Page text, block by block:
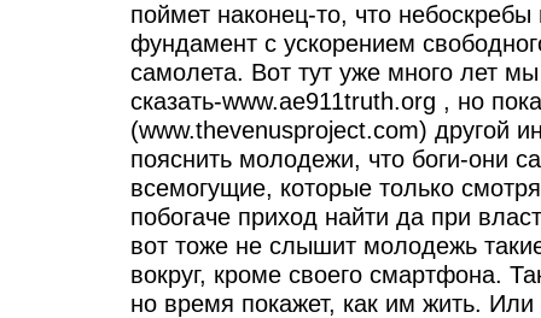
поймет наконец-то, что
фундамент с ускорением
самолета. Вот тут уже много лет
сказать-www.ae911truth.org , но
(www.thevenusproject.com) другой
пояснить молодежи, что боги-они
всемогущие, которые только
побогаче приход найти да при
вот тоже не слышит молодежь
вокруг, кроме своего смартфона.
но время покажет, как им жить.